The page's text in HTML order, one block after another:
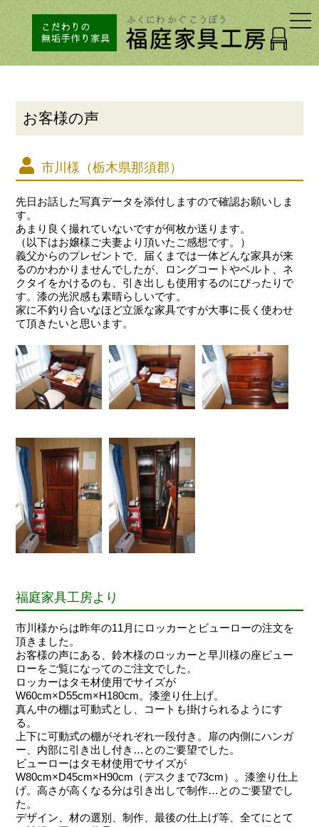
お客様の声
市川様（栃木県那須郡）
先日お話した写真データを添付しますので確認お願いしま
す。
あまり良く撮れていないですが何枚か送ります。
（以下はお嬢様ご夫妻より頂いたご感想です。）
義父からのプレゼントで、届くまでは一体どんな家具が来
るのかわかりませんでしたが、ロングコートやベルト、ネ
クタイをかけるのも、引き出しも使用するのにぴったりで
す。漆の光沢感も素晴らしいです。
家に不釣り合いなほど立派な家具ですが大事に長く使わせ
て頂きたいと思います。
福庭家具工房より
市川様からは昨年の11月にロッカーとビューローの注文を
頂きました。
お客様の声にある、鈴木様のロッカーと早川様の座ビュー
ローをご覧になってのご注文でした。
ロッカーはタモ材使用でサイズが
W60cm×D55cm×H180cm。漆塗り仕上げ。
真ん中の棚は可動式とし、コートも掛けられるようにす
る。
上下に可動式の棚がそれぞれ一段付き。扉の内側にハンガ
ー、内部に引き出し付き…とのご要望でした。
ビューローはタモ材使用でサイズが
W80cm×D45cm×H90cm（デスクまで73cm）。漆塗り仕上
げ。高さが高くなる分は引き出しで制作…とのご要望でし
た。
デザイン、材の選別、制作、最後の仕上げ等、全てにとて